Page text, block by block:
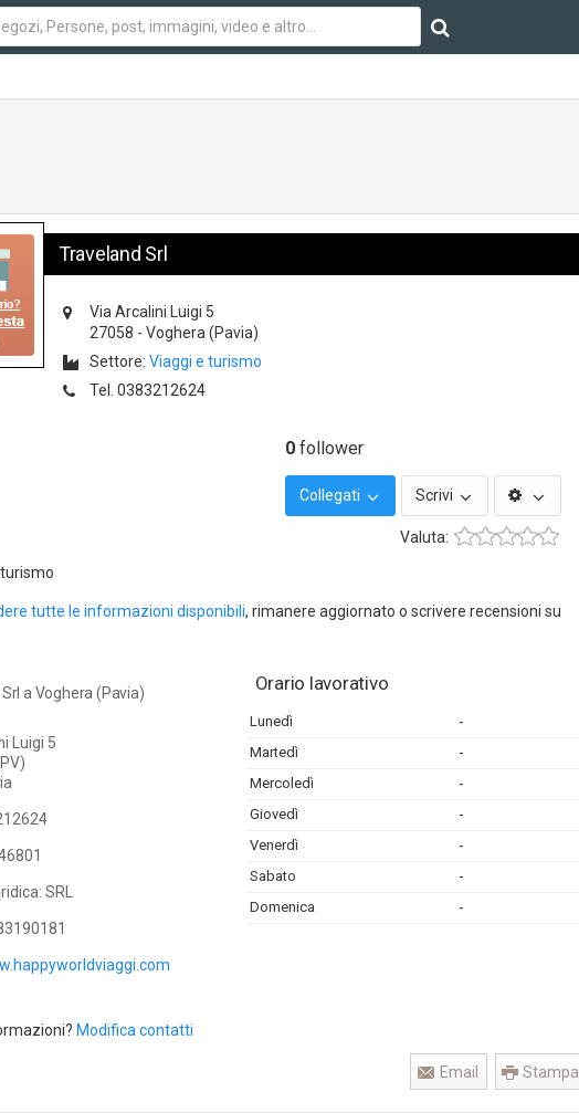
Traveland Srl
Via Arcalini Luigi 5
27058 - Voghera (Pavia)
Settore: Viaggi e turismo
Tel. 0383212624
0 follower
Collegati Scrivi
Valuta:
tutte le informazioni disponibili, rimanere aggiornato o scrivere recensioni su
a Voghera (Pavia)
Luigi 5
SRL
Orario lavorativo
Lunedì -
Martedì -
Mercoledì -
Giovedì -
Venerdì -
Sabato -
Domenica -
Modifica contatti
Stampa
Email